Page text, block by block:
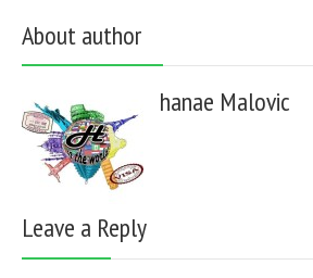
About author
hanae Malovic
Leave a Reply